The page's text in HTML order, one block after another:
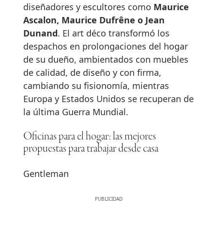
diseñadores y escultores como Maurice
Ascalon, Maurice Dufrêne o Jean
Dunand. El art déco transformó los
despachos en prolongaciones del hogar
de su dueño, ambientados con muebles
de calidad, de diseño y con firma,
cambiando su fisionomía, mientras
Europa y Estados Unidos se recuperan de
la última Guerra Mundial.
Oficinas para el hogar: las mejores
propuestas para trabajar desde casa
Gentleman